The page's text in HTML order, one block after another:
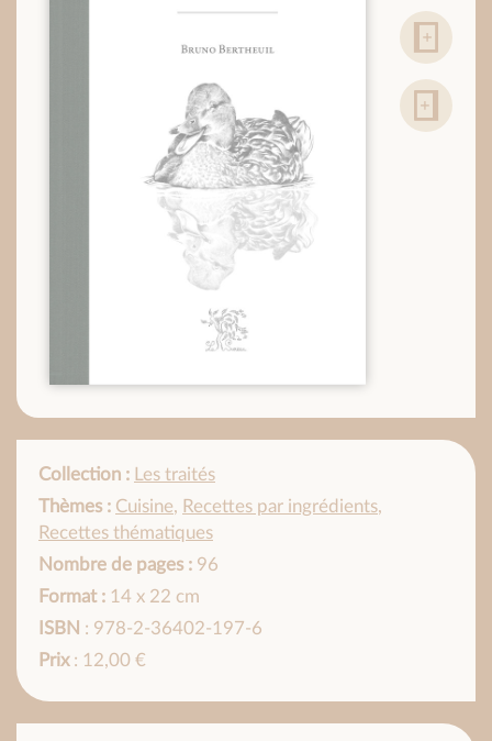
Collection : Les traités
Thèmes : Cuisine, Recettes par ingrédients,
Recettes thématiques
Nombre de pages : 96
Format : 14 x 22 cm
ISBN : 978-2-36402-197-6
Prix: 12,00 €